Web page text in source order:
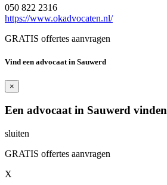
050 822 2316
https://www.okadvocaten.nl/
GRATIS offertes aanvragen
Vind een advocaat in Sauwerd
×
Een advocaat in Sauwerd vinden
sluiten
GRATIS offertes aanvragen
X